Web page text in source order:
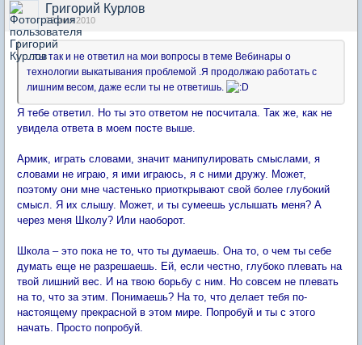
Григорий Курлов
12 июл 2010
...ты так и не ответил на мои вопросы в теме Вебинары о
технологии выкатывания проблемой .Я продолжаю работать с
лишним весом, даже если ты не ответишь.
Я тебе ответил. Но ты это ответом не посчитала. Так же, как не
увидела ответа в моем посте выше.
Армик, играть словами, значит манипулировать смыслами, я
словами не играю, я ими играюсь, я с ними дружу. Может,
поэтому они мне частенько приоткрывают свой более глубокий
смысл. Я их слышу. Может, и ты сумеешь услышать меня? А
через меня Школу? Или наоборот.
Школа – это пока не то, что ты думаешь. Она то, о чем ты себе
думать еще не разрешаешь. Ей, если честно, глубоко плевать на
твой лишний вес. И на твою борьбу с ним. Но совсем не плевать
на то, что за этим. Понимаешь? На то, что делает тебя по-
настоящему прекрасной в этом мире. Попробуй и ты с этого
начать. Просто попробуй.